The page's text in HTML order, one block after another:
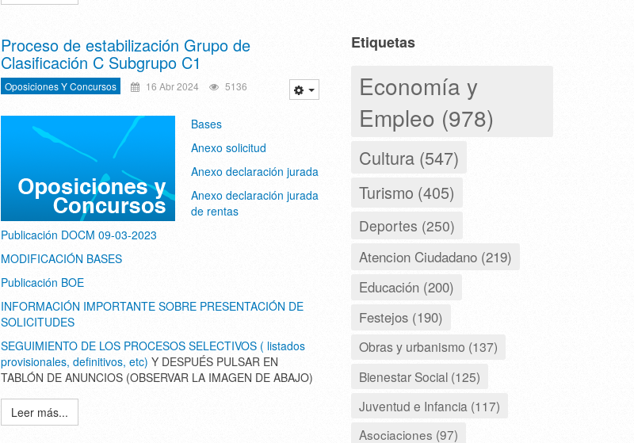
Proceso de estabilización Grupo de
Clasificación C Subgrupo C1
Oposiciones Y Concursos 16 Abr 2024 5136
Bases
Anexo solicitud
Anexo declaración jurada
Anexo declaración jurada
de rentas
Publicación DOCM 09-03-2023
MODIFICACIÓN BASES
Publicación BOE
INFORMACIÓN IMPORTANTE SOBRE PRESENTACIÓN DE
SOLICITUDES
SEGUIMIENTO DE LOS PROCESOS SELECTIVOS ( listados
provisionales, definitivos, etc) Y DESPUÉS PULSAR EN
TABLÓN DE ANUNCIOS (OBSERVAR LA IMAGEN DE ABAJO)
Leer más...
Etiquetas
Economía y
Empleo (978)
Cultura (547)
Turismo (405)
Deportes (250)
Atencion Ciudadano (219)
Educación (200)
Festejos (190)
Obras y urbanismo (137)
Bienestar Social (125)
Juventud e Infancia (117)
Asociaciones (97)